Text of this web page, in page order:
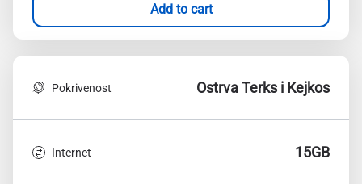
Add to cart
Pokrivenost Ostrva Terks i Kejkos
Internet 15GB